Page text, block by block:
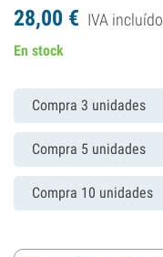
28,00 € IVA incluído
En stock
Compra 3 unidades
Compra 5 unidades
Compra 10 unidades